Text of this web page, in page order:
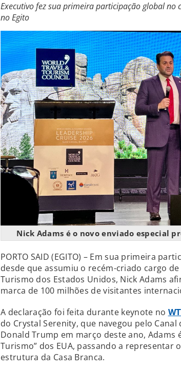
Executivo fez sua primeira participação global no
no Egito
Nick Adams é o novo enviado especial
PORTO SAID (EGITO) – Em sua primeira
desde que assumiu o recém-criado cargo
Turismo dos Estados Unidos, Nick Adams
marca de 100 milhões de visitantes
A declaração foi feita durante keynote no
do Crystal Serenity, que navegou pelo
Donald Trump em março deste ano, Adams
Turismo” dos EUA, passando a
estrutura da Casa Branca.